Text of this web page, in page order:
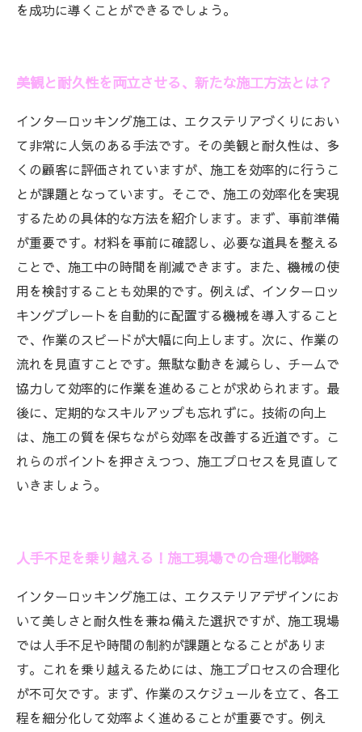
を成功に導くことができるでしょう。
美観と耐久性を両立させる、新たな施工方法とは？
インターロッキング施工は、エクステリアづくりにおい
て非常に人気のある手法です。その美観と耐久性は、多
くの顧客に評価されていますが、施工を効率的に行うこ
とが課題となっています。そこで、施工の効率化を実現
するための具体的な方法を紹介します。まず、事前準備
が重要です。材料を事前に確認し、必要な道具を整える
ことで、施工中の時間を削減できます。また、機械の使
用を検討することも効果的です。例えば、インターロッ
キングプレートを自動的に配置する機械を導入すること
で、作業のスピードが大幅に向上します。次に、作業の
流れを見直すことです。無駄な動きを減らし、チームで
協力して効率的に作業を進めることが求められます。最
後に、定期的なスキルアップも忘れずに。技術の向上
は、施工の質を保ちながら効率を改善する近道です。こ
れらのポイントを押さえつつ、施工プロセスを見直して
いきましょう。
人手不足を乗り越える！施工現場での合理化戦略
インターロッキング施工は、エクステリアデザインにお
いて美しさと耐久性を兼ね備えた選択ですが、施工現場
では人手不足や時間の制約が課題となることがありま
す。これを乗り越えるためには、施工プロセスの合理化
が不可欠です。まず、作業のスケジュールを立て、各工
程を細分化して効率よく進めることが重要です。例え